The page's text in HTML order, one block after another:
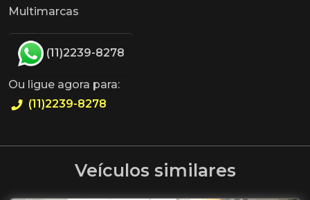
Multimarcas
(11)2239-8278
Ou ligue agora para:
(11)2239-8278
Veículos similares